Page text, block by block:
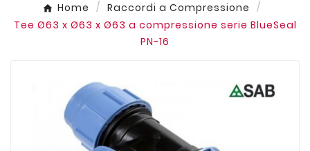
Home
Raccordi a Compressione
Tee Ø63 x Ø63 x Ø63 a compressione serie BlueSeal
PN-16